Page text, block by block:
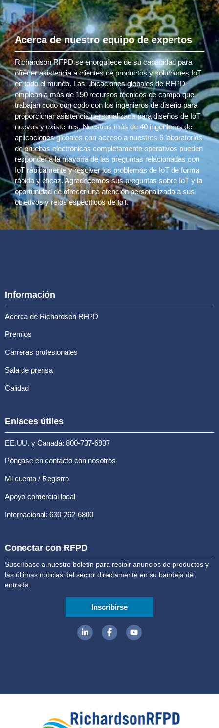
Acerca de nuestro equipo de expertos
Richardson RFPD se enorgullece de su capacidad para
ofrecer asistencia a clientes de productos y soluciones IoT
en todo el mundo. Las ubicaciones globales de RFPD
emplean a más de 150 recursos técnicos de campo que
trabajan codo con codo con los ingenieros de diseño para
proporcionar asistencia personalizada para diseños de IoT
nuevos y existentes. Nuestros más de 40 ingenieros de
aplicaciones globales con acceso a nuestros 6 laboratorios
de pruebas electrónicas completamente operativos pueden
responder a la mayoría de las preguntas relacionadas con
IoT rápidamente y resolver los problemas de IoT de forma
rápida y eficaz. Agradecemos sus preguntas sobre IoT y la
oportunidad de ofrecer una atención personalizada a sus
objetivos y retos específicos de IoT.
Información
Acerca de Richardson RFPD
Premios
Carreras profesionales
Sala de prensa
Calidad
Enlaces útiles
EE.UU. y Canadá: 800-737-6937
Póngase en contacto con nosotros
Mi cuenta / Registro
Apoyo comercial local
Internacional: 630-262-6800
Conectar con RFPD
Suscríbase a nuestro boletín para recibir anuncios de productos y
las últimas noticias del sector directamente en su bandeja de
entrada.
Inscribirse